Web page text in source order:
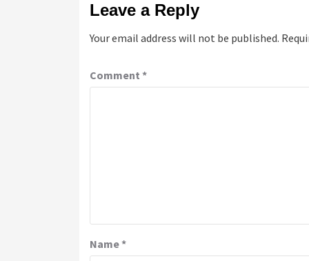
Leave a Reply
Your email address will not be published.
Comment *
Name*